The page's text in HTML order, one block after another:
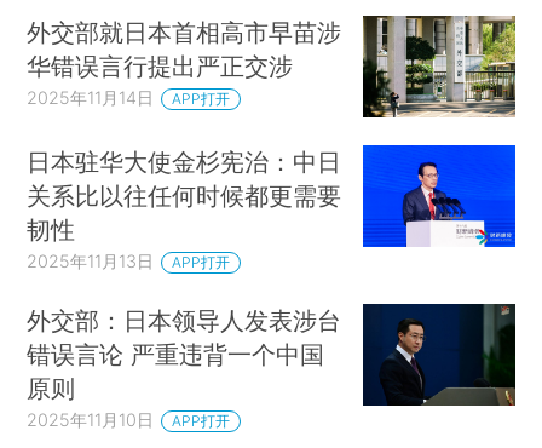
外交部就日本首相高市早苗涉
华错误言行提出严正交涉
2025年11月14日 APP打开
日本驻华大使金杉宪治：中日
关系比以往任何时候都更需要
韧性
2025年11月13日 APP打开
外交部：日本领导人发表涉台
错误言论 严重违背一个中国
原则
2025年11月10日 APP打开